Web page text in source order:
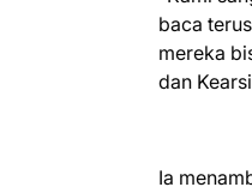
baca
mereka
dan
Ia